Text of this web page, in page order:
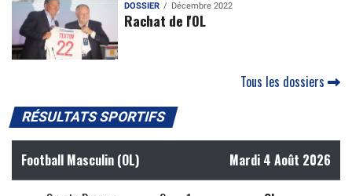
DOSSIER Décembre 2022
Rachat de l'OL
Tous les dossiers
RÉSULTATS SPORTIFS
Football Masculin (OL) Mardi 4 Août 2026